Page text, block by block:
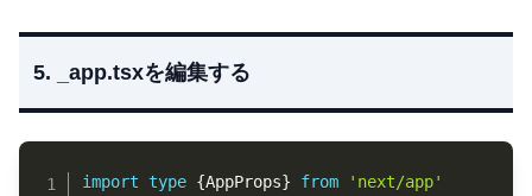
5. _app.tsxを編集する
import type {AppProps} from
'next/app'